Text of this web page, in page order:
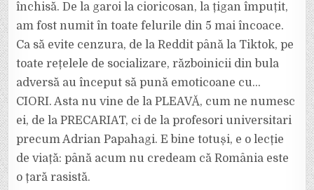
închisă. De la garoi la cioricosan, la țigan împuțit,
am fost numit în toate felurile din 5 mai încoace.
Ca să evite cenzura, de la Reddit până la Tiktok, pe
toate rețelele de socializare, războinicii din bula
adversă au început să pună emoticoane cu…
CIORI. Asta nu vine de la PLEAVĂ, cum ne numesc
ei, de la PRECARIAT, ci de la profesori universitari
precum Adrian Papahagi. E bine totuși, e o lecție
de viață: până acum nu credeam că România este
o țară rasistă.